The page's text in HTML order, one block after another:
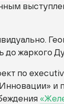
до жаркого
по
и